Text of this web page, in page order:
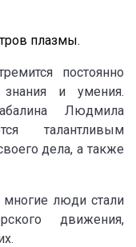
плазмы.
постоянно
и умения.
Людмила
талантливым
дела, а также
люди стали
движения,